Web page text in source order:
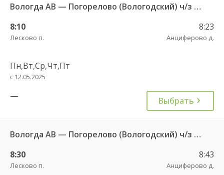
Вологда АВ — Погорелово (Вологодский) ч/з Новый Источник 422
8:10
Лесково п.
8:23
Анциферово д.
Пн,Вт,Ср,Чт,Пт
с 12.05.2025
— Выбрать
Вологда АВ — Погорелово (Вологодский) ч/з Новый Источник 422
8:30
Лесково п.
8:43
Анциферово д.